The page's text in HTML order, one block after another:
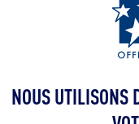
NOUS UTILISONS